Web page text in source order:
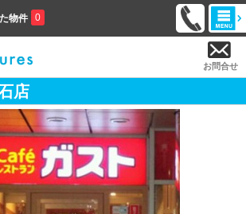
物件 0
お問合せ
店